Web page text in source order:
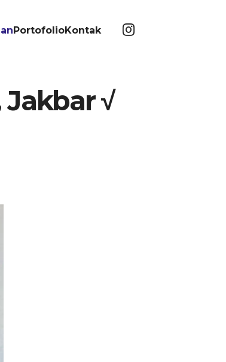
PortofolioKontak
Jakbar √